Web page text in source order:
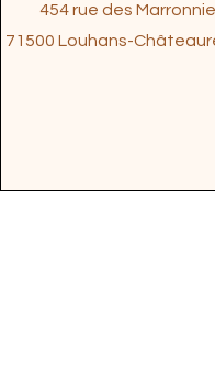
454 rue des
71500 Louhans-